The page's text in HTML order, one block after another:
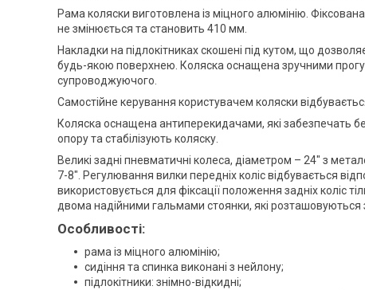
Рама коляски виготовлена ​​із міцного алюмінію.
не змінюється та становить 410 мм.
Накладки на підлокітниках скошені під кутом, що
будь-якою поверхнею. Коляска оснащена зручними
супроводжуючого.
Самостійне керування користувачем коляски
Коляска оснащена антиперекидачами, які забезпечать
опору та стабілізують коляску.
Великі задні пневматичні колеса, діаметром – 24" з
7-8". Регулювання вилки передніх коліс відбувається
використовується для фіксації положення задніх коліс
двома надійними гальмами стоянки, які розташовуються
Особливості:
рама із міцного алюмінію;
сидіння та спинка виконані з нейлону;
підлокітники: знімно-відкидні;